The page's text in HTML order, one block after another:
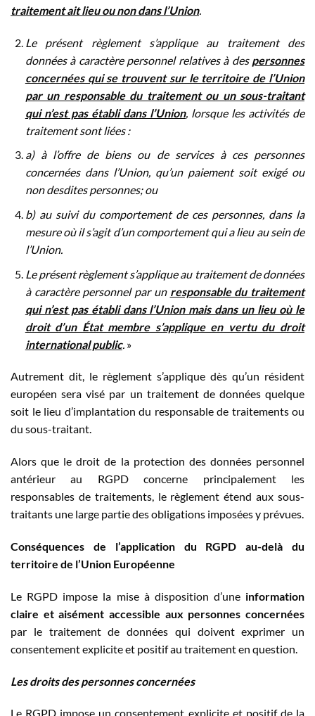
traitement ait lieu ou non dans l’Union.
Le présent règlement s’applique au traitement des
données à caractère personnel relatives à des personnes
concernées qui se trouvent sur le territoire de l’Union
par un responsable du traitement ou un sous-traitant
qui n’est pas établi dans l’Union, lorsque les activités de
traitement sont liées :
a) à l’offre de biens ou de services à ces personnes
concernées dans l’Union, qu’un paiement soit exigé ou
non desdites personnes; ou
b) au suivi du comportement de ces personnes, dans la
mesure où il s’agit d’un comportement qui a lieu au sein de
l’Union.
Le présent règlement s’applique au traitement de données
à caractère personnel par un responsable du traitement
qui n’est pas établi dans l’Union mais dans un lieu où le
droit d’un État membre s’applique en vertu du droit
international public. »
Autrement dit, le règlement s’applique dès qu’un résident
européen sera visé par un traitement de données quelque
soit le lieu d’implantation du responsable de traitements ou
du sous-traitant.
Alors que le droit de la protection des données personnel
antérieur au RGPD concerne principalement les
responsables de traitements, le règlement étend aux sous-
traitants une large partie des obligations imposées y prévues.
Conséquences de l’application du RGPD au-delà du
territoire de l’Union Européenne
Le RGPD impose la mise à disposition d’une information
claire et aisément accessible aux personnes concernées
par le traitement de données qui doivent exprimer un
consentement explicite et positif au traitement en question.
Les droits des personnes concernées
Le RGPD impose un consentement explicite et positif de la